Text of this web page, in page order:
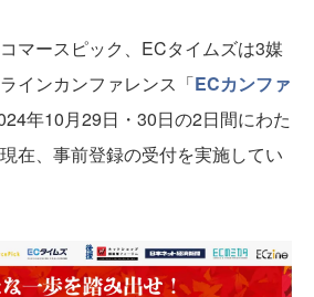
マースピック、ECタイムズは3媒
インカンファレンス「ECカンファ
年10月29日・30日の2日間にわた
在、事前登録の受付を実施してい